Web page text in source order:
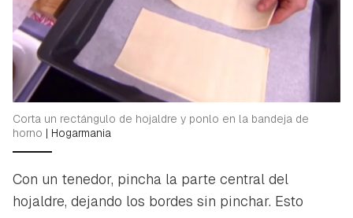
Corta un rectángulo de hojaldre y ponlo en la bandeja de
horno | Hogarmania
Con un tenedor, pincha la parte central del
hojaldre, dejando los bordes sin pinchar. Esto